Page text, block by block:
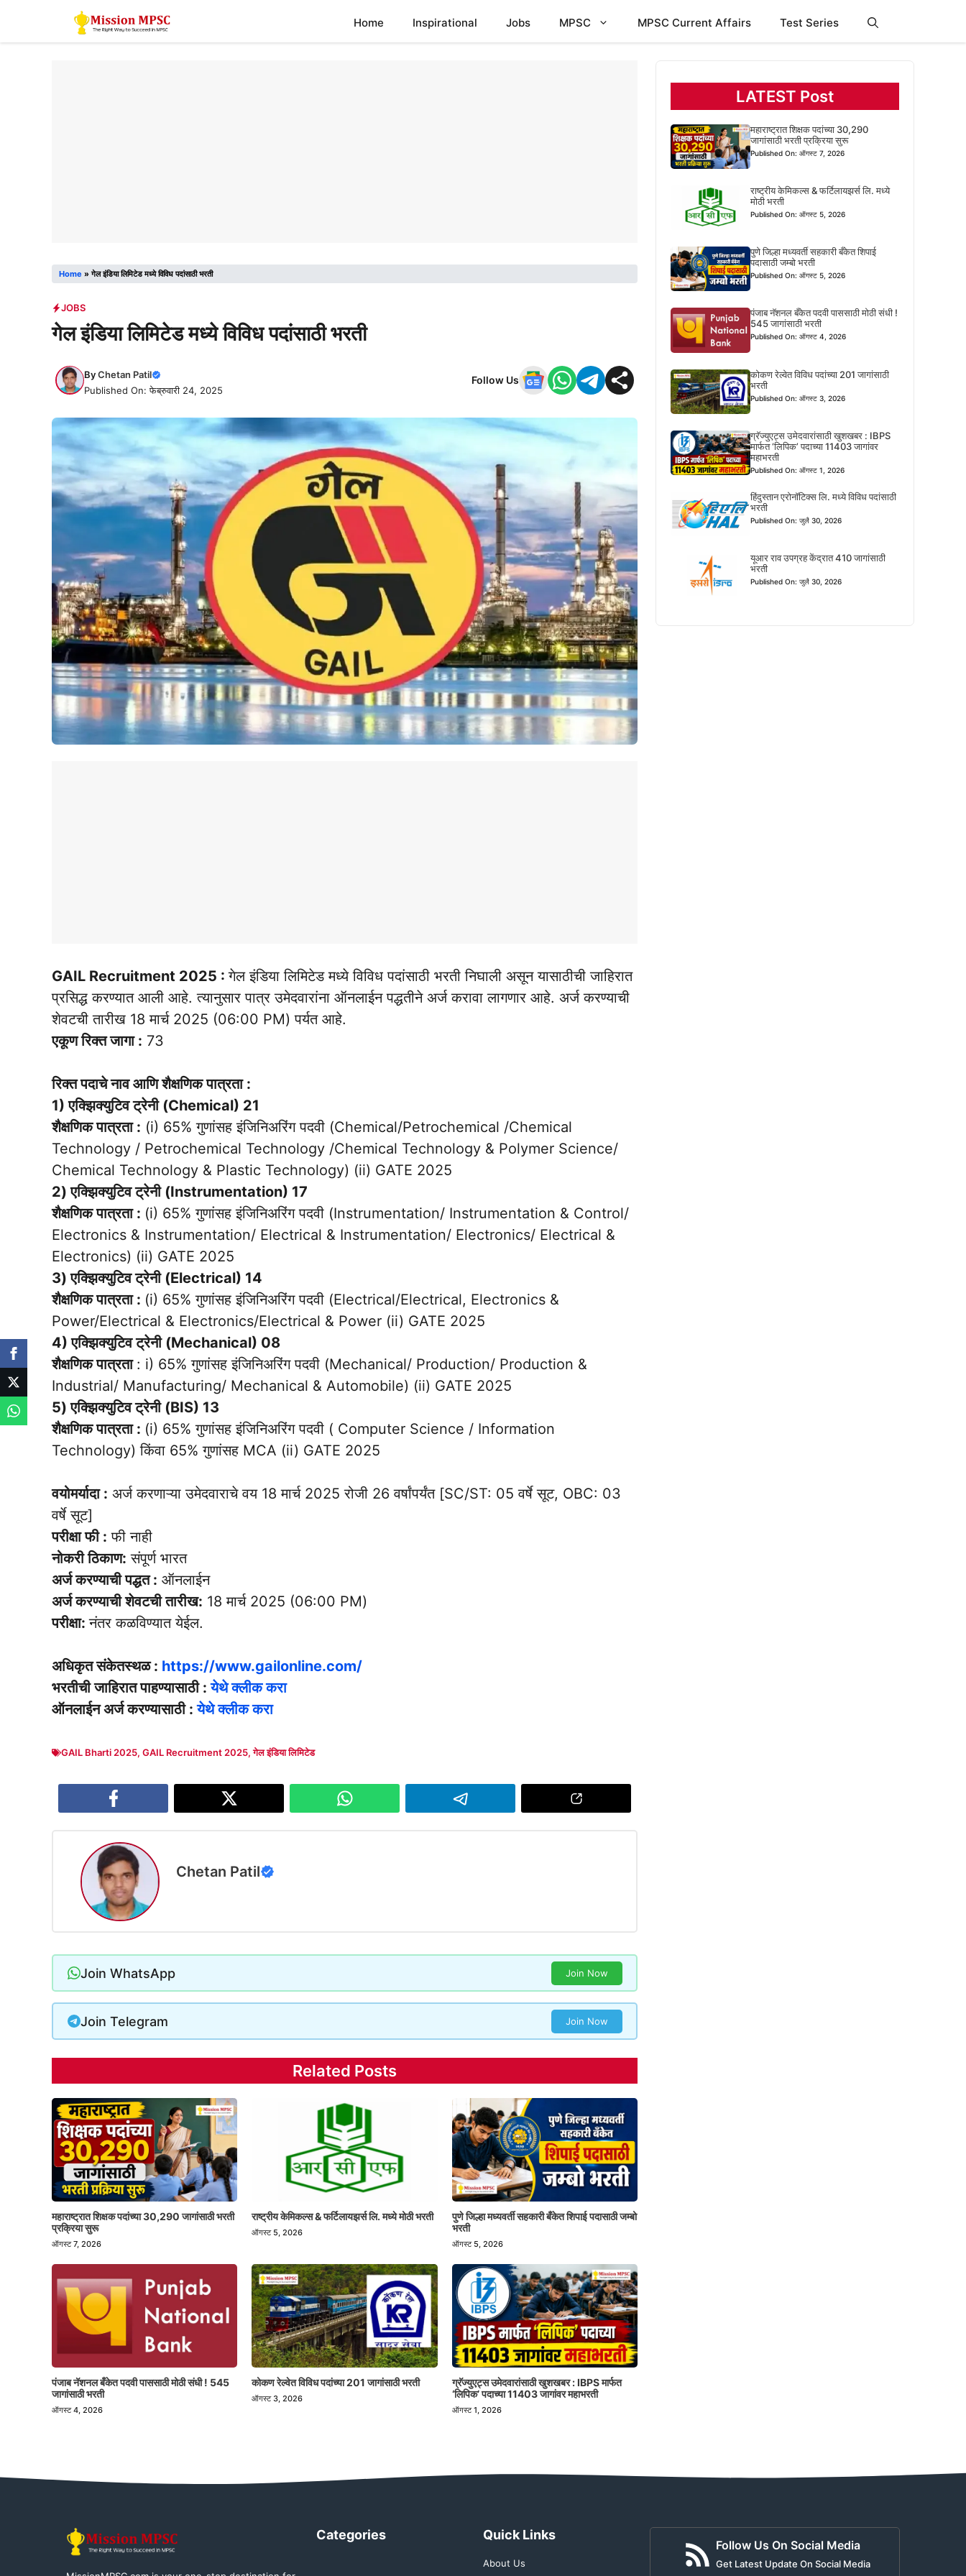
Home Inspirational Jobs MPSC MPSC Current Affairs Test Series
Home »गेल इंडिया लिमिटेड मध्ये विविध पदांसाठी भरती
JOBS
गेल इंडिया लिमिटेड मध्ये विविध पदांसाठी भरती
ByChetan Patil
Published On: फेब्रुवारी 24, 2025
Follow Us
GAIL Recruitment 2025 :गेल इंडिया लिमिटेड मध्ये विविध पदांसाठी भरती निघाली असून यासाठीची जाहिरात
प्रसिद्ध करण्यात आली आहे. त्यानुसार पात्र उमेदवारांना ऑनलाईन पद्धतीने अर्ज करावा लागणार आहे. अर्ज करण्याची
शेवटची तारीख 18 मार्च 2025 (06:00 PM) पर्यत आहे.
एकूण रिक्त जागा : 73
रिक्त पदाचे नाव आणि शैक्षणिक पात्रता :
1) एक्झिक्युटिव ट्रेनी (Chemical) 21
शैक्षणिक पात्रता : (i) 65% गुणांसह इंजिनिअरिंग पदवी (Chemical/Petrochemical /Chemical
Technology / Petrochemical Technology /Chemical Technology & Polymer Science/
Chemical Technology & Plastic Technology) (ii) GATE 2025
2) एक्झिक्युटिव ट्रेनी (Instrumentation) 17
शैक्षणिक पात्रता : (i) 65% गुणांसह इंजिनिअरिंग पदवी (Instrumentation/ Instrumentation & Control/
Electronics & Instrumentation/ Electrical & Instrumentation/ Electronics/ Electrical &
Electronics) (ii) GATE 2025
3) एक्झिक्युटिव ट्रेनी (Electrical) 14
शैक्षणिक पात्रता : (i) 65% गुणांसह इंजिनिअरिंग पदवी (Electrical/Electrical, Electronics &
Power/Electrical & Electronics/Electrical & Power (ii) GATE 2025
4) एक्झिक्युटिव ट्रेनी (Mechanical) 08
शैक्षणिक पात्रता : i) 65% गुणांसह इंजिनिअरिंग पदवी (Mechanical/ Production/ Production &
Industrial/ Manufacturing/ Mechanical & Automobile) (ii) GATE 2025
5) एक्झिक्युटिव ट्रेनी (BIS) 13
शैक्षणिक पात्रता : (i) 65% गुणांसह इंजिनिअरिंग पदवी ( Computer Science / Information
Technology) किंवा 65% गुणांसह MCA (ii) GATE 2025
वयोमर्यादा : अर्ज करणाऱ्या उमेदवाराचे वय 18 मार्च 2025 रोजी 26 वर्षांपर्यंत [SC/ST: 05 वर्षे सूट, OBC: 03
वर्षे सूट]
परीक्षा फी : फी नाही
नोकरी ठिकाण: संपूर्ण भारत
अर्ज करण्याची पद्धत : ऑनलाईन
अर्ज करण्याची शेवटची तारीख: 18 मार्च 2025 (06:00 PM)
परीक्षा:नंतर कळविण्यात येईल.
अधिकृत संकेतस्थळ : https://www.gailonline.com/
भरतीची जाहिरात पाहण्यासाठी :येथे क्लीक करा
ऑनलाईन अर्ज करण्यासाठी : येथे क्लीक करा
GAIL Bharti 2025, GAIL Recruitment 2025,गेल इंडिया लिमिटेड
Chetan Patil
Join WhatsApp Join Now
Join Telegram Join Now
Related Posts
महाराष्ट्रात शिक्षक पदांच्या 30,290 जागांसाठी भरती
प्रक्रिया सुरू
ऑगस्ट 7, 2026
राष्ट्रीय केमिकल्स & फर्टिलायझर्स लि. मध्ये मोठी भरती
ऑगस्ट 5, 2026
पुणे जिल्हा मध्यवर्ती सहकारी बँकेत शिपाई पदासाठी जम्बो
भरती
ऑगस्ट 5, 2026
पंजाब नॅशनल बँकेत पदवी पाससाठी मोठी संधी ! 545
जागांसाठी भरती
ऑगस्ट 4, 2026
कोकण रेल्वेत विविध पदांच्या 201 जागांसाठी भरती
ऑगस्ट 3, 2026
ग्रॅज्युएट्स उमेदवारांसाठी खुशखबर : IBPS मार्फत
‘लिपिक’ पदाच्या 11403 जागांवर महाभरती
ऑगस्ट 1, 2026
LATEST Post
महाराष्ट्रात शिक्षक पदांच्या 30,290
जागांसाठी भरती प्रक्रिया सुरू
Published On: ऑगस्ट 7, 2026
राष्ट्रीय केमिकल्स & फर्टिलायझर्स लि. मध्ये
मोठी भरती
Published On: ऑगस्ट 5, 2026
पुणे जिल्हा मध्यवर्ती सहकारी बँकेत शिपाई
पदासाठी जम्बो भरती
Published On: ऑगस्ट 5, 2026
पंजाब नॅशनल बँकेत पदवी पाससाठी मोठी संधी !
545 जागांसाठी भरती
Published On: ऑगस्ट 4, 2026
कोकण रेल्वेत विविध पदांच्या 201 जागांसाठी
भरती
Published On: ऑगस्ट 3, 2026
ग्रॅज्युएट्स उमेदवारांसाठी खुशखबर : IBPS
मार्फत ‘लिपिक’ पदाच्या 11403 जागांवर
महाभरती
Published On: ऑगस्ट 1, 2026
हिंदुस्तान एरोनॉटिक्स लि. मध्ये विविध पदांसाठी
भरती
Published On: जुलै 30, 2026
यूआर राव उपग्रह केंद्रात 410 जागांसाठी
भरती
Published On: जुलै 30, 2026
Categories Quick Links
About Us
Follow Us On Social Media
Get Latest Update On Social Media